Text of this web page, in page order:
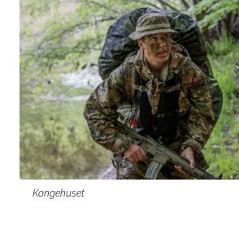
Kongehuset